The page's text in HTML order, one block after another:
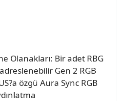
Olanakları: Bir adet RBG
Gen 2 RGB
özgü Aura Sync RGB